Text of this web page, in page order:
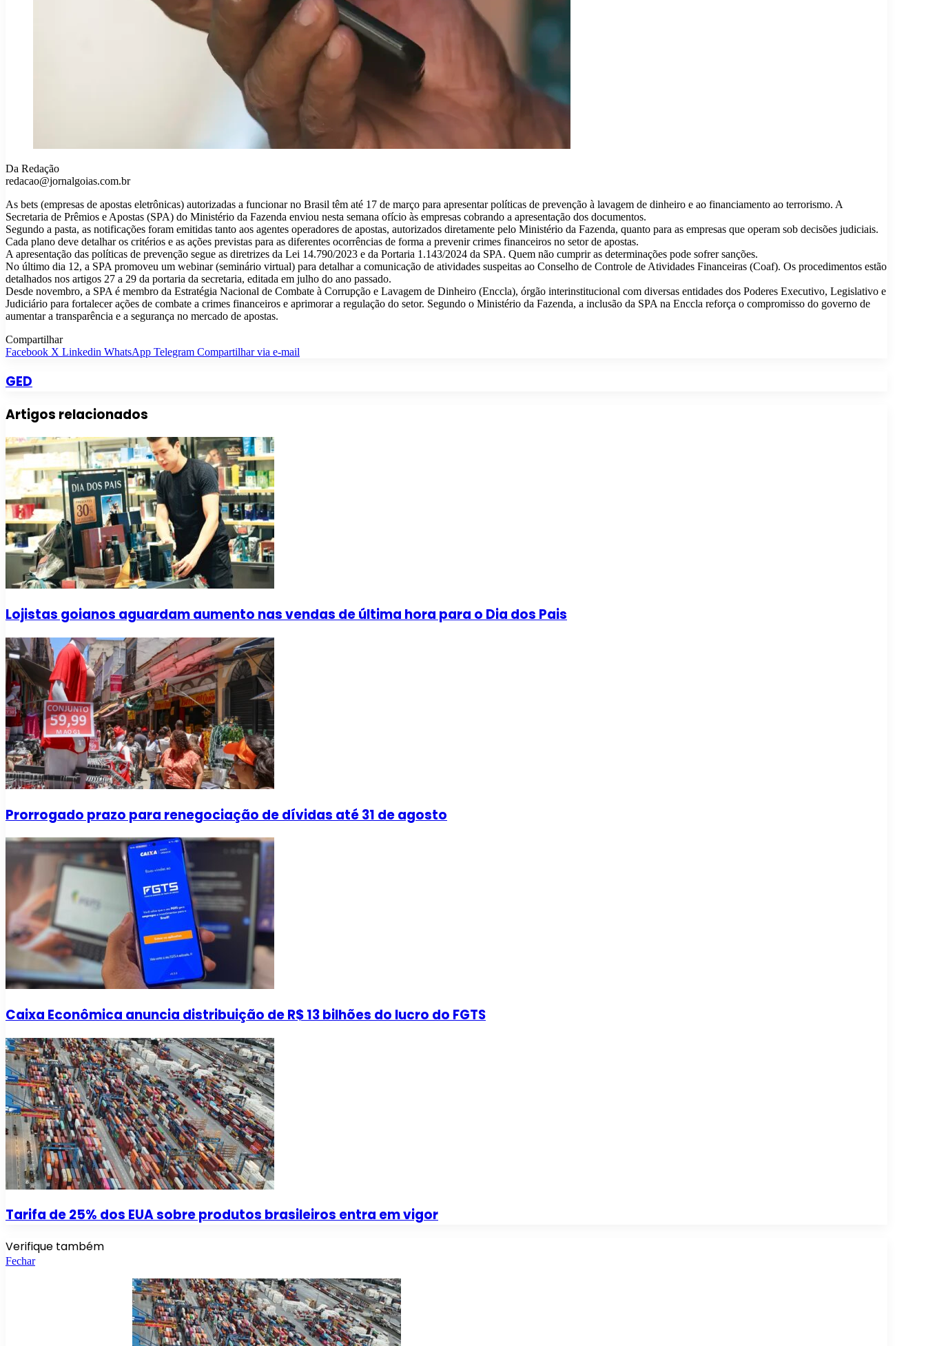
Da Redação
redacao@jornalgoias.com.br
As bets (empresas de apostas eletrônicas) autorizadas a funcionar no Brasil têm até 17 de março para apresentar políticas de prevenção à lavagem de dinheiro e ao financiamento ao terrorismo. A
Secretaria de Prêmios e Apostas (SPA) do Ministério da Fazenda enviou nesta semana ofício às empresas cobrando a apresentação dos documentos.
Segundo a pasta, as notificações foram emitidas tanto aos agentes operadores de apostas, autorizados diretamente pelo Ministério da Fazenda, quanto para as empresas que operam sob decisões judiciais.
Cada plano deve detalhar os critérios e as ações previstas para as diferentes ocorrências de forma a prevenir crimes financeiros no setor de apostas.
A apresentação das políticas de prevenção segue as diretrizes da Lei 14.790/2023 e da Portaria 1.143/2024 da SPA. Quem não cumprir as determinações pode sofrer sanções.
No último dia 12, a SPA promoveu um webinar (seminário virtual) para detalhar a comunicação de atividades suspeitas ao Conselho de Controle de Atividades Financeiras (Coaf). Os procedimentos estão
detalhados nos artigos 27 a 29 da portaria da secretaria, editada em julho do ano passado.
Desde novembro, a SPA é membro da Estratégia Nacional de Combate à Corrupção e Lavagem de Dinheiro (Enccla), órgão interinstitucional com diversas entidades dos Poderes Executivo, Legislativo e
Judiciário para fortalecer ações de combate a crimes financeiros e aprimorar a regulação do setor. Segundo o Ministério da Fazenda, a inclusão da SPA na Enccla reforça o compromisso do governo de
aumentar a transparência e a segurança no mercado de apostas.
Compartilhar
Facebook X Linkedin WhatsApp Telegram Compartilhar via e-mail
GED
Artigos relacionados
Lojistas goianos aguardam aumento nas vendas de última hora para o Dia dos Pais
Prorrogado prazo para renegociação de dívidas até 31 de agosto
Caixa Econômica anuncia distribuição de R$ 13 bilhões do lucro do FGTS
Tarifa de 25% dos EUA sobre produtos brasileiros entra em vigor
Verifique também
Fechar